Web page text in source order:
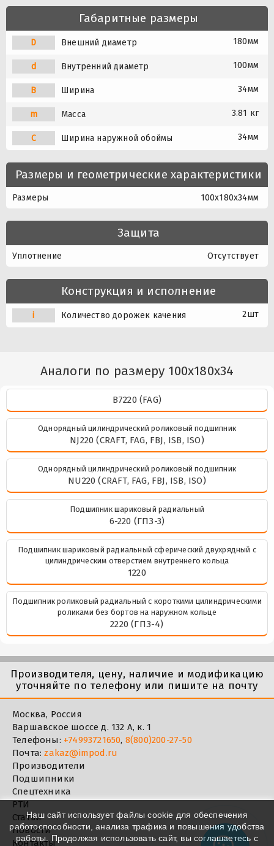
Габаритные размеры
D Внешний диаметр 180мм
d Внутренний диаметр 100мм
B Ширина 34мм
m Масса 3.81 кг
C Ширина наружной обоймы 34мм
Размеры и геометрические характеристики
Размеры 100x180x34мм
Защита
Уплотнение Отсутствует
Конструкция и исполнение
i Количество дорожек качения 2шт
Аналоги по размеру 100x180x34
B7220 (FAG)
Однорядный цилиндрический роликовый подшипник
NJ220 (CRAFT, FAG, FBJ, ISB, ISO)
Однорядный цилиндрический роликовый подшипник
NU220 (CRAFT, FAG, FBJ, ISB, ISO)
Подшипник шариковый радиальный
6-220 (ГПЗ-3)
Подшипник шариковый радиальный сферический двухрядный с
цилиндрическим отверстием внутреннего кольца
1220
Подшипник роликовый радиальный с короткими цилиндрическими
роликами без бортов на наружном кольце
2220 (ГПЗ-4)
Производителя, цену, наличие и модификацию
уточняйте по телефону или пишите на почту
Москва, Россия
Варшавское шоссе д. 132 А, к. 1
Телефоны: +74993721650, 8(800)200-27-50
Почта:zakaz@impod.ru
Производители
Подшипники
Спецтехника
РТИ
Статьи
Новости
Контакты
Наш сайт использует файлы cookie для обеспечения
работоспособности, анализа трафика и повышения удобства
работы. Продолжая использовать сайт, вы соглашаетесь с